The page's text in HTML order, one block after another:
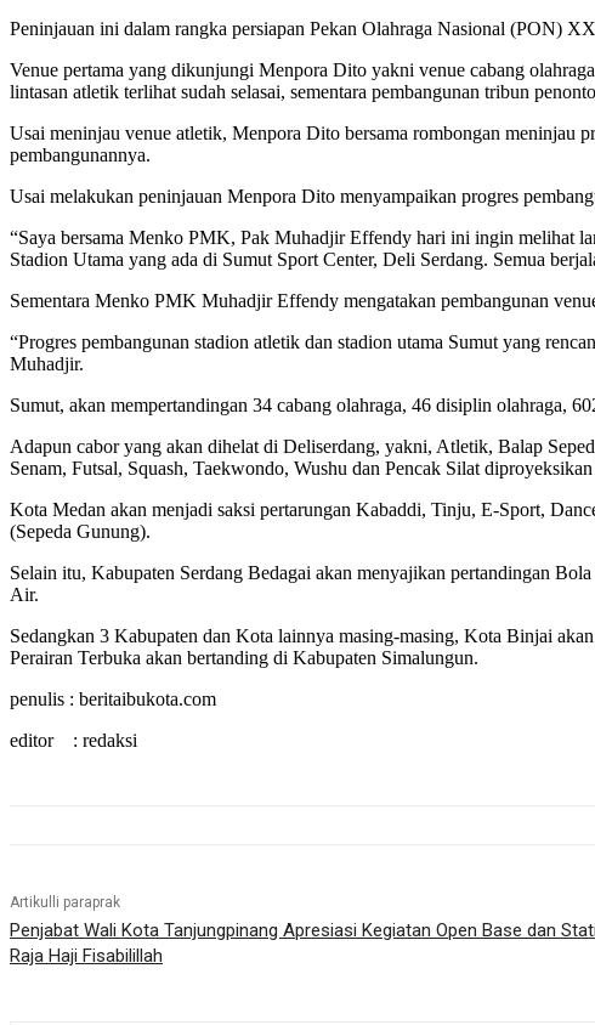
Peninjauan ini dalam rangka persiapan Pekan Olahraga Nasional (PON)
Venue pertama yang dikunjungi Menpora Dito yakni venue cabang
lintasan atletik terlihat sudah selasai, sementara pembangunan tribun
Usai meninjau venue atletik, Menpora Dito bersama rombongan meninjau
pembangunannya.
Usai melakukan peninjauan Menpora Dito menyampaikan progres
“Saya bersama Menko PMK, Pak Muhadjir Effendy hari ini ingin melihat
Stadion Utama yang ada di Sumut Sport Center, Deli Serdang. Semua
Sementara Menko PMK Muhadjir Effendy mengatakan pembangunan
“Progres pembangunan stadion atletik dan stadion utama Sumut yang
Muhadjir.
Sumut, akan mempertandingan 34 cabang olahraga, 46 disiplin olahraga,
Adapun cabor yang akan dihelat di Deliserdang, yakni, Atletik, Balap
Senam, Futsal, Squash, Taekwondo, Wushu dan Pencak Silat
Kota Medan akan menjadi saksi pertarungan Kabaddi, Tinju, E-Sport,
(Sepeda Gunung).
Selain itu, Kabupaten Serdang Bedagai akan menyajikan pertandingan
Air.
Sedangkan 3 Kabupaten dan Kota lainnya masing-masing, Kota Binjai
Perairan Terbuka akan bertanding di Kabupaten Simalungun.
penulis : beritaibukota.com
editor : redaksi
Artikulli paraprak
Penjabat Wali Kota Tanjungpinang Apresiasi Kegiatan Open Base dan
Raja Haji Fisabilillah